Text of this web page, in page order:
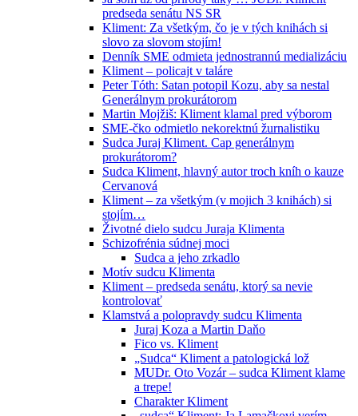
predseda senátu NS SR
Kliment: Za všetkým, čo je v tých knihách si
slovo za slovom stojím!
Denník SME odmieta jednostrannú medializáciu
Kliment – policajt v taláre
Peter Tóth: Satan potopil Kozu, aby sa nestal
Generálnym prokurátorom
Martin Mojžiš: Kliment klamal pred výborom
SME-čko odmietlo nekorektnú žurnalistiku
Sudca Juraj Kliment. Cap generálnym
prokurátorom?
Sudca Kliment, hlavný autor troch kníh o kauze
Cervanová
Kliment – za všetkým (v mojich 3 knihách) si
stojím…
Životné dielo sudcu Juraja Klimenta
Schizofrénia súdnej moci
Sudca a jeho zrkadlo
Motív sudcu Klimenta
Kliment – predseda senátu, ktorý sa nevie
kontrolovať
Klamstvá a polopravdy sudcu Klimenta
Juraj Koza a Martin Daňo
Fico vs. Kliment
„Sudca“ Kliment a patologická lož
MUDr. Oto Vozár – sudca Kliment klame
a trepe!
Charakter Kliment